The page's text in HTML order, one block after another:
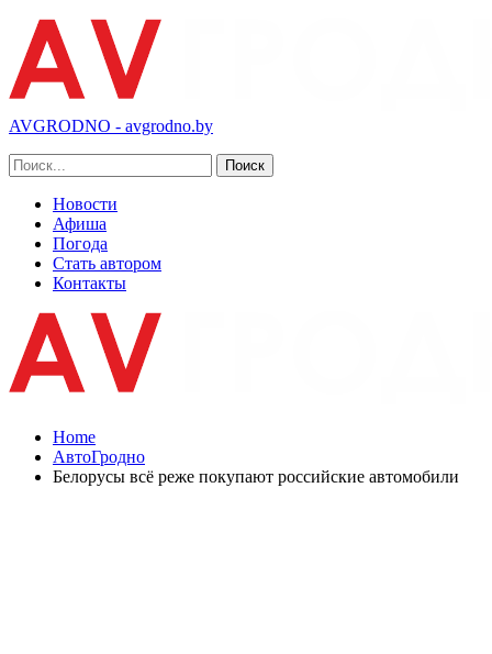
AVGRODNO - avgrodno.by
Новости
Афиша
Погода
Стать автором
Контакты
Home
АвтоГродно
Белорусы всё реже покупают российские автомобили